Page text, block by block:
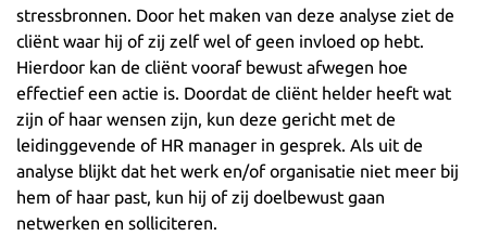
stressbronnen. Door het maken van deze analyse ziet de
cliënt waar hij of zij zelf wel of geen invloed op hebt.
Hierdoor kan de cliënt vooraf bewust afwegen hoe
effectief een actie is. Doordat de cliënt helder heeft wat
zijn of haar wensen zijn, kun deze gericht met de
leidinggevende of HR manager in gesprek. Als uit de
analyse blijkt dat het werk en/of organisatie niet meer bij
hem of haar past, kun hij of zij doelbewust gaan
netwerken en solliciteren.